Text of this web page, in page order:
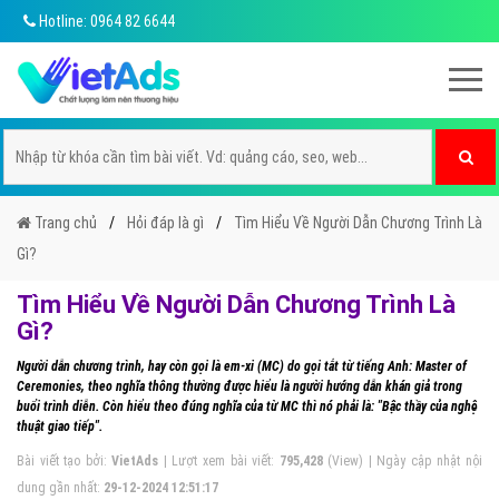
Hotline: 0964 82 6644
Trang chủ Hỏi đáp là gì
Tìm Hiểu Về Người Dẫn Chương Trình Là
Gì?
Tìm Hiểu Về Người Dẫn Chương Trình Là
Gì?
Người dẫn chương trình, hay còn gọi là em-xi (MC) do gọi tắt từ tiếng Anh: Master of
Ceremonies, theo nghĩa thông thường được hiểu là người hướng dẫn khán giả trong
buổi trình diễn. Còn hiểu theo đúng nghĩa của từ MC thì nó phải là: "Bậc thầy của nghệ
thuật giao tiếp".
Bài viết tạo bởi:VietAds | Lượt xem bài viết: 795,428(View) | Ngày cập nhật nội
dung gần nhất: 29-12-2024 12:51:17